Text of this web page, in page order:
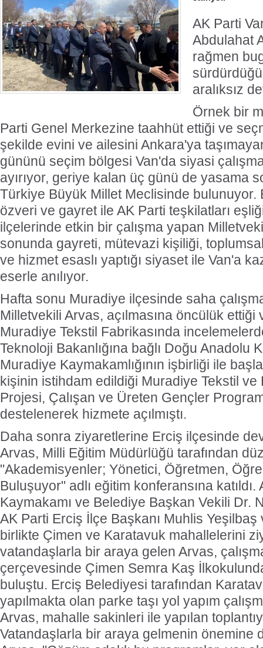
AK Parti
Abdulahat
rağmen
sürdürdüğü
aralıksız
Örnek bir
Parti Genel Merkezine taahhüt ettiği ve
şekilde evini ve ailesini Ankara'ya
gününü seçim bölgesi Van'da siyasi
ayırıyor, geriye kalan üç günü de yasama
Türkiye Büyük Millet Meclisinde bulunuyor.
özveri ve gayret ile AK Parti teşkilatları
ilçelerinde etkin bir çalışma yapan
sonunda gayreti, mütevazi kişiliği, toplumsal
ve hizmet esaslı yaptığı siyaset ile Van'a
eserle anılıyor.
Hafta sonu Muradiye ilçesinde saha
Milletvekili Arvas, açılmasına öncülük
Muradiye Tekstil Fabrikasında
Teknoloji Bakanlığına bağlı Doğu Anadolu
Muradiye Kaymakamlığının işbirliği ile
kişinin istihdam edildiği Muradiye Tekstil ve
Projesi, Çalışan ve Üreten Gençler
destelenerek hizmete açılmıştı.
Daha sonra ziyaretlerine Erciş ilçesinde
Arvas, Milli Eğitim Müdürlüğü tarafından
"Akademisyenler; Yönetici, Öğretmen,
Buluşuyor" adlı eğitim konferansına katıldı.
Kaymakamı ve Belediye Başkan Vekili Dr.
AK Parti Erciş İlçe Başkanı Muhlis
birlikte Çimen ve Karatavuk mahallelerini
vatandaşlarla bir araya gelen Arvas,
çerçevesinde Çimen Semra Kaş
buluştu. Erciş Belediyesi tarafından
yapılmakta olan parke taşı yol yapım
Arvas, mahalle sakinleri ile yapılan
Vatandaşlarla bir araya gelmenin önemine
Türk
En